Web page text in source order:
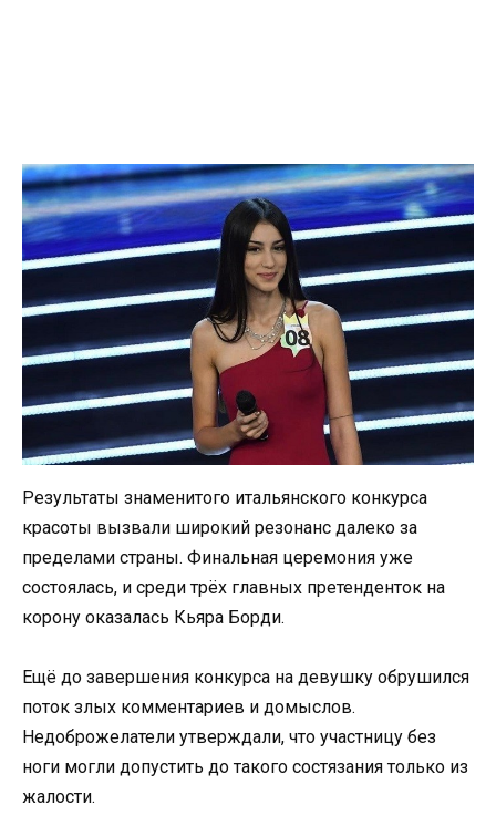
Результаты знаменитого итальянского конкурса
красоты вызвали широкий резонанс далеко за
пределами страны. Финальная церемония уже
состоялась, и среди трёх главных претенденток на
корону оказалась Кьяра Борди.
Ещё до завершения конкурса на девушку обрушился
поток злых комментариев и домыслов.
Недоброжелатели утверждали, что участницу без
ноги могли допустить до такого состязания только из
жалости.